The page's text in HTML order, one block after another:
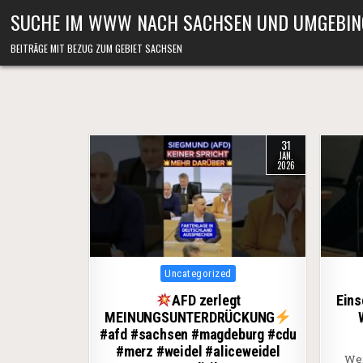
SUCHE IM WWW NACH SACHSEN UND
BEITRÄGE MIT BEZUG ZUM GEBIET SACHSEN
31
JAN.
2026
Posted in
Uncategorized
AFD zerlegt
MEINUNGSUNTERDRÜCKUNG
#afd #sachsen #magdeburg #cdu
#merz #weidel #aliceweidel